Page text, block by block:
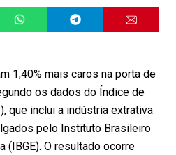
1,40% mais caros na porta de
os dados do Índice de
que inclui a indústria extrativa
pelo Instituto Brasileiro
(IBGE). O resultado ocorre